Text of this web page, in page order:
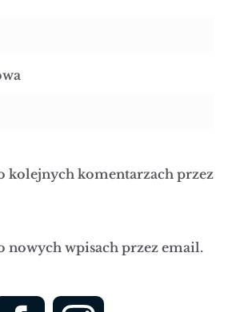
kolejnych komentarzach przez
nowych wpisach przez email.